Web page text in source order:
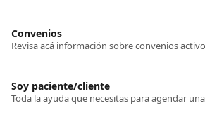
Convenios
Revisa acá información sobre convenios
Soy paciente/cliente